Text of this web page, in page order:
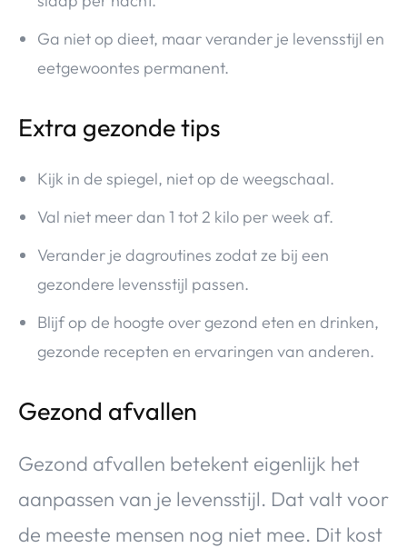
Ga niet op dieet, maar verander je levensstijl en
eetgewoontes permanent.
Extra gezonde tips
Kijk in de spiegel, niet op de weegschaal.
Val niet meer dan 1 tot 2 kilo per week af.
Verander je dagroutines zodat ze bij een
gezondere levensstijl passen.
Blijf op de hoogte over gezond eten en drinken,
gezonde recepten en ervaringen van anderen.
Gezond afvallen
Gezond afvallen betekent eigenlijk het
aanpassen van je levensstijl. Dat valt voor
de meeste mensen nog niet mee. Dit kost